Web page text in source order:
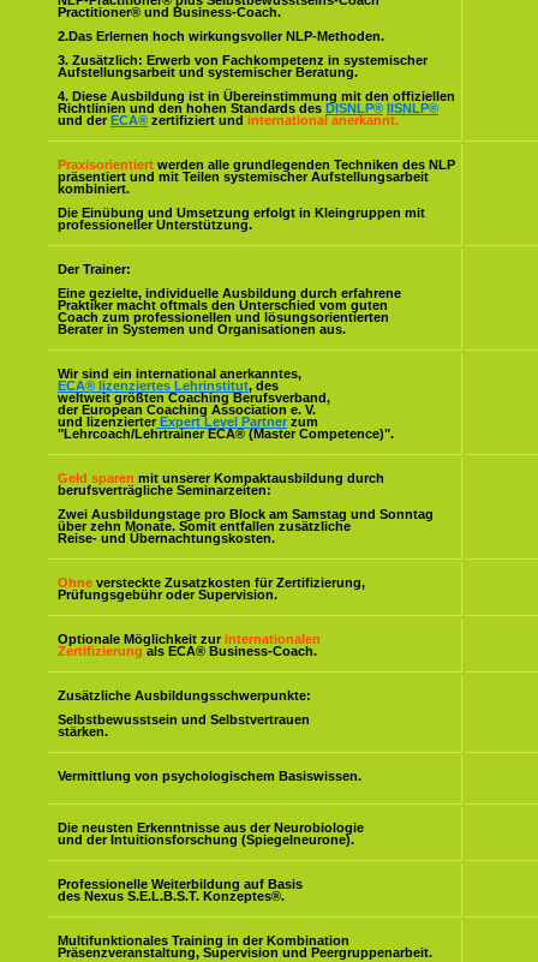
Practitioner® und Business-Coach.
2.Das Erlernen hoch wirkungsvoller NLP-Methoden.
3. Zusätzlich: Erwerb von Fachkompetenz in systemischer
Aufstellungsarbeit und systemischer Beratung.
4. Diese Ausbildung ist in Übereinstimmung mit den offiziellen
Richtlinien und den hohen Standards des DISNLP® IISNLP®
und der ECA® zertifiziert und international anerkannt.
Praxisorientiert werden alle grundlegenden Techniken des NLP
präsentiert und mit Teilen systemischer Aufstellungsarbeit
kombiniert.
Die Einübung und Umsetzung erfolgt in Kleingruppen mit
professioneller Unterstützung.
Der Trainer:
Eine gezielte, individuelle Ausbildung durch erfahrene
Praktiker macht oftmals den Unterschied vom guten
Coach zum professionellen und lösungsorientierten
Berater in Systemen und Organisationen aus.
Wir sind ein international anerkanntes,
ECA® lizenziertes Lehrinstitut, des
weltweit größten Coaching Berufsverband,
der European Coaching Association e. V.
und lizenzierter Expert Level Partner zum
"Lehrcoach/Lehrtrainer ECA® (Master Competence)".
Geld sparen mit unserer Kompaktausbildung durch
berufsverträgliche Seminarzeiten:
Zwei Ausbildungstage pro Block am Samstag und Sonntag
über zehn Monate. Somit entfallen zusätzliche
Reise- und Übernachtungskosten.
Ohne versteckte Zusatzkosten für Zertifizierung,
Prüfungsgebühr oder Supervision.
Optionale Möglichkeit zur internationalen
Zertifizierungals ECA® Business-Coach.
Zusätzliche Ausbildungsschwerpunkte:
Selbstbewusstsein und Selbstvertrauen
stärken.
Vermittlung von psychologischem Basiswissen.
Die neusten Erkenntnisse aus der Neurobiologie
und der Intuitionsforschung (Spiegelneurone).
Professionelle Weiterbildung auf Basis
des Nexus S.E.L.B.S.T. Konzeptes®.
Multifunktionales Training in der Kombination
Präsenzveranstaltung, Supervision und Peergruppenarbeit.